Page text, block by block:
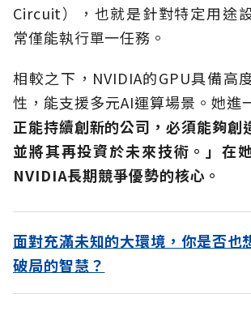
Circuit），也就是針對特定用途
常僅能執行單一任務。
相較之下，NVIDIA的GPU具備高
性，能支援多元AI運算場景。她進
正能持續創新的公司，必須能夠創
並將其再投資於未來技術。」在
NVIDIA長期競爭優勢的核心。
面對充滿未知的大環境，你是否也
破局的智慧？